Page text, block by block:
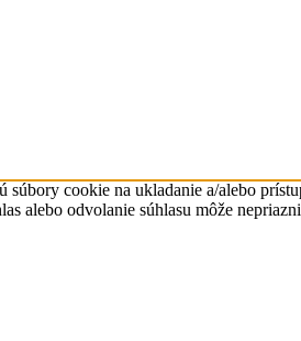
cookie na ukladanie a/alebo
alebo odvolanie súhlasu môže